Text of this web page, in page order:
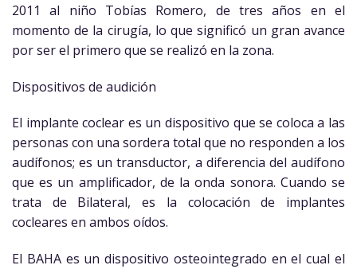
2011 al niño Tobías Romero, de tres años en el
momento de la cirugía, lo que significó un gran avance
por ser el primero que se realizó en la zona.
Dispositivos de audición
El implante coclear es un dispositivo que se coloca a las
personas con una sordera total que no responden a los
audífonos; es un transductor, a diferencia del audífono
que es un amplificador, de la onda sonora. Cuando se
trata de Bilateral, es la colocación de implantes
cocleares en ambos oídos.
El BAHA es un dispositivo osteointegrado en el cual el